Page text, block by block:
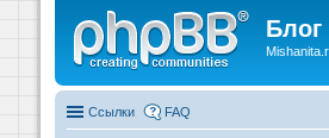
Блог
Ссылки FAQ